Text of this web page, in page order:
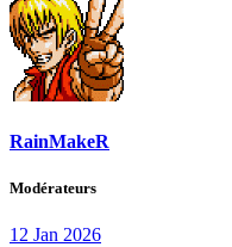
RainMakeR
Modérateurs
12 Jan 2026